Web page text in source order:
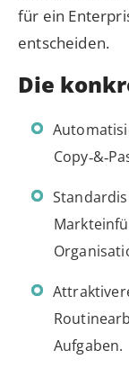
für ein
entscheiden.
Die
Aufgaben.